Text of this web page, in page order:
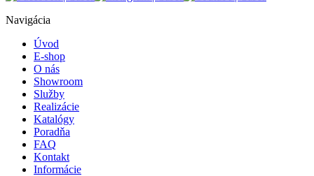
Navigácia
Úvod
E-shop
O nás
Showroom
Služby
Realizácie
Katalógy
Poradňa
FAQ
Kontakt
Informácie